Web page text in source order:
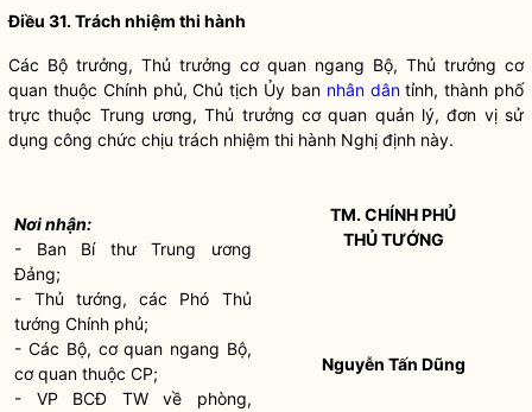
Điều 31. Trách nhiệm thi hành
Các Bộ trưởng, Thủ trưởng cơ quan ngang Bộ, Thủ trưởng cơ
quan thuộc Chính phủ, Chủ tịch Ủy ban nhân dântỉnh, thành phố
trực thuộc Trung ương, Thủ trưởng cơ quan quản lý, đơn vị sử
dụng công chức chịu trách nhiệm thi hành Nghị định này.
Nơi nhận:
- Ban Bí thư Trung ương
Đảng;
- Thủ tướng, các Phó Thủ
tướng Chính phủ;
- Các Bộ, cơ quan ngang Bộ,
cơ quan thuộc CP;
- VP BCĐ TW về phòng,
TM. CHÍNH PHỦ
THỦ TƯỚNG
Nguyễn Tấn Dũng